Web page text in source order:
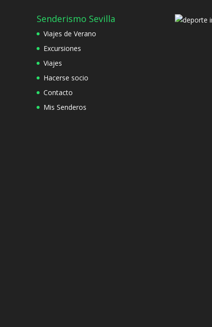
Senderismo Sevilla
Viajes de Verano
Excursiones
Viajes
Hacerse socio
Contacto
Mis Senderos